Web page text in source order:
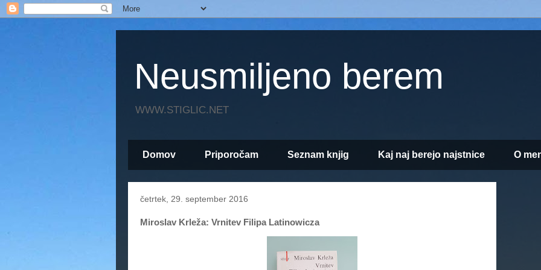
Neusmiljeno berem
WWW.STIGLIC.NET
Domov Priporočam Seznam knjig Kaj naj berejo najstnice O
četrtek, 29. september 2016
Miroslav Krleža: Vrnitev Filipa Latinowicza